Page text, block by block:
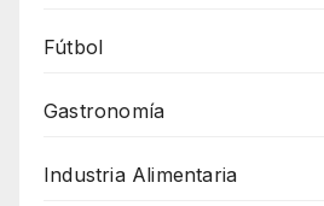
Fútbol
Gastronomía
Industria Alimentaria